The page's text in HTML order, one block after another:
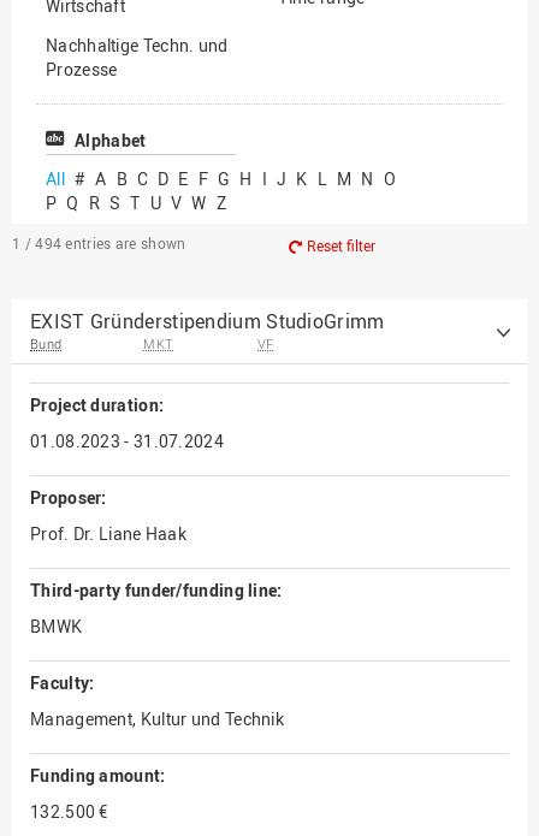
Wirtschaft
Nachhaltige Techn. und
Prozesse
Vielfältiges Forschen
Alphabet
All # A B C D E F G H I J K L M N O
P Q R S T U V W Z
1 / 494 entries are shown Reset filter
EXIST Gründerstipendium StudioGrimm
Bund MKT VF
Project duration:
01.08.2023 - 31.07.2024
Proposer:
Prof. Dr. Liane Haak
Third-party funder/funding line:
BMWK
Faculty:
Management, Kultur und Technik
Funding amount:
132.500 €